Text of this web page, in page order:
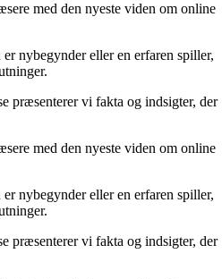
med den nyeste viden om online
nybegynder eller en erfaren spiller,
præsenterer vi fakta og indsigter, der
med den nyeste viden om online
nybegynder eller en erfaren spiller,
præsenterer vi fakta og indsigter, der